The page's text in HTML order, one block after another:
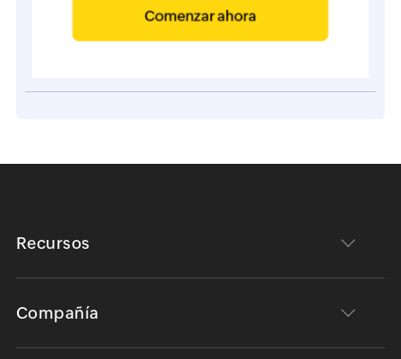
Recursos
Compañía